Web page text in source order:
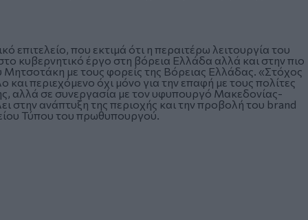
που εκτιμά ότι η περαιτέρω λειτουργία του
κυβερνητικό έργο στη βόρεια Ελλάδα αλλά και στην πιο
με τους φορείς της Βόρειας Ελλάδας. «Στόχος
και περιεχόμενο όχι μόνο για την επαφή με τους πολίτες
αλλά σε συνεργασία με τον υφυπουργό Μακεδονίας-
στην ανάπτυξη της περιοχής και την προβολή του brand
Τύπου του πρωθυπουργού.